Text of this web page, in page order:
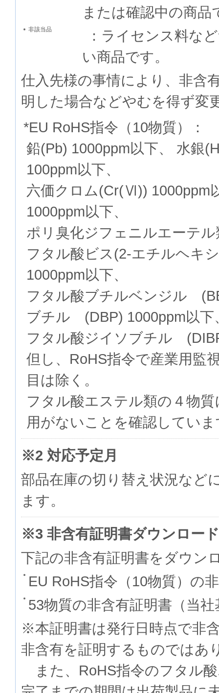
または確認中の商品
非該当品
：ライセンス料な
い商品です。
仕入先様の事情により、非含
明した場合などやむを得ず変
*EU RoHS指令（10物質）：
鉛(Pb) 1000ppm以下、 水銀
100ppm以下、
六価クロム(Cr(Ⅵ)) 1000ppm
1000ppm以下、
ポリ臭化ジフェニルエーテ
フタル酸ビス(2-エチルヘ
1000ppm以下、
フタル酸ブチルベンジル
ブチル (DBP) 1000ppm以下
フタル酸ジイソブチル
但し、RoHS指令で産業用監
目は除く。
フタル酸エステル類の４物
用がないことを確認してい
※2 対応予定月
部品在庫の切り替え状況など
ます。
※3 非含有証明書ダウンロード
下記の非含有証明書をダウン
EU RoHS指令（10物質）の
53物質の非含有証明書（当社
※本証明書は発行日時点で非
非含有を証明するものでは
また、RoHS指令のフタル